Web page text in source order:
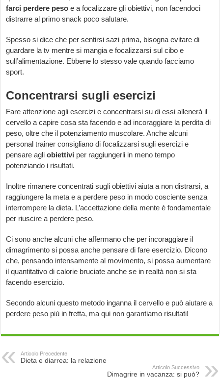
farci perdere peso e a focalizzare gli obiettivi, non facendoci
distrarre al primo snack poco salutare.
Spesso si dice che per sentirsi sazi prima, bisogna evitare di
guardare la tv mentre si mangia e focalizzarsi sul cibo e
sull’alimentazione. Ebbene lo stesso vale quando facciamo
sport.
Concentrarsi sugli esercizi
Fare attenzione agli esercizi e concentrarsi su di essi allenerà il
cervello a capire cosa sta facendo e ad incoraggiare la perdita di
peso, oltre che il potenziamento muscolare. Anche alcuni
personal trainer consigliano di focalizzarsi sugli esercizi e
pensare agliobiettivi per raggiungerli in meno tempo
potenziando i risultati.
Inoltre rimanere concentrati sugli obiettivi aiuta a non distrarsi, a
raggiungere la meta e a perdere peso in modo cosciente senza
interrompere la dieta. L’accettazione della mente è fondamentale
per riuscire a perdere peso.
Ci sono anche alcuni che affermano che per incoraggiare il
dimagrimento si possa anche pensare di fare esercizio. Dicono
che, pensando intensamente al movimento, si possa aumentare
il quantitativo di calorie bruciate anche se in realtà non si sta
facendo esercizio.
Secondo alcuni questo metodo inganna il cervello e può aiutare a
perdere peso più in fretta, ma qui non garantiamo risultati!
Articolo Precedente
Dieta e diarrea: la relazione
Articolo Successivo
Dimagrire in vacanza: si può?